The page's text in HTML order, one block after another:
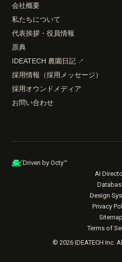
会社概要
私たちについて
代表挨拶・役員情報
原典
IDEATECH 農園日記 ↗
採用情報（採用メッセージ）
採用オウンドメディア
お問い合わせ
Driven by Octy™
© 2026 IDEATECH Inc.
AI
Design
Privacy
Sitemap
Terms of